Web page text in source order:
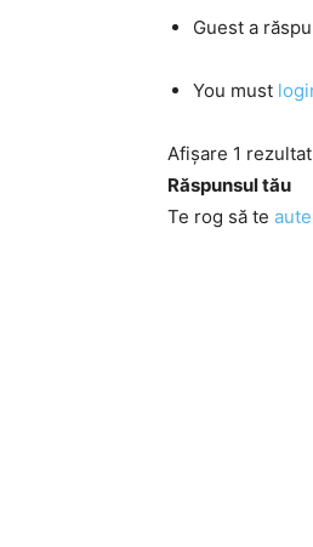
Guest a
You must
Afișare 1 rezultat
Răspunsul tău
Te rog să te